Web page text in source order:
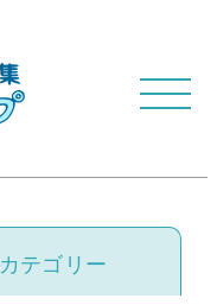
カテゴリー